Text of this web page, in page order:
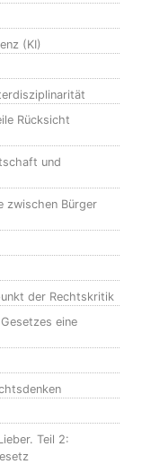
(KI)
Rücksicht
und
zwischen Bürger
der Rechtskritik
eine
Teil 2: